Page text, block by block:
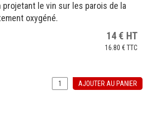
projetant le vin sur les parois de la
oxygéné.
14 € HT
16.80 €TTC
AJOUTER AU PANIER